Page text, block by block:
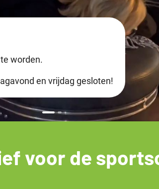
worden.
en vrijdag gesloten!
voor de